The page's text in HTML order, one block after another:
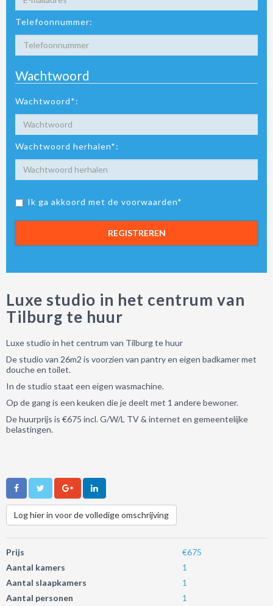
Telefoonnummer:
Wachtwoord
Wachtwoord*:
Wachtwoord herhalen*:
Ik ga akkoord met de voorwaarden*
REGISTREREN
Luxe studio in het centrum van
Tilburg te huur
Luxe studio in het centrum van Tilburg te huur
De studio van 26m2 is voorzien van pantry en eigen badkamer met
douche en toilet.
In de studio staat een eigen wasmachine.
Op de gang is een keuken die je deelt met 1 andere bewoner.
De huurprijs is €675 incl. G/W/L TV & internet en gemeentelijke
belastingen.
Log hier in voor de volledige omschrijving
Prijs
€675
Aantal kamers
1
Aantal slaapkamers
1
Aantal personen
1